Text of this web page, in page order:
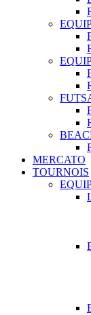
MERCATO
TOURNOIS